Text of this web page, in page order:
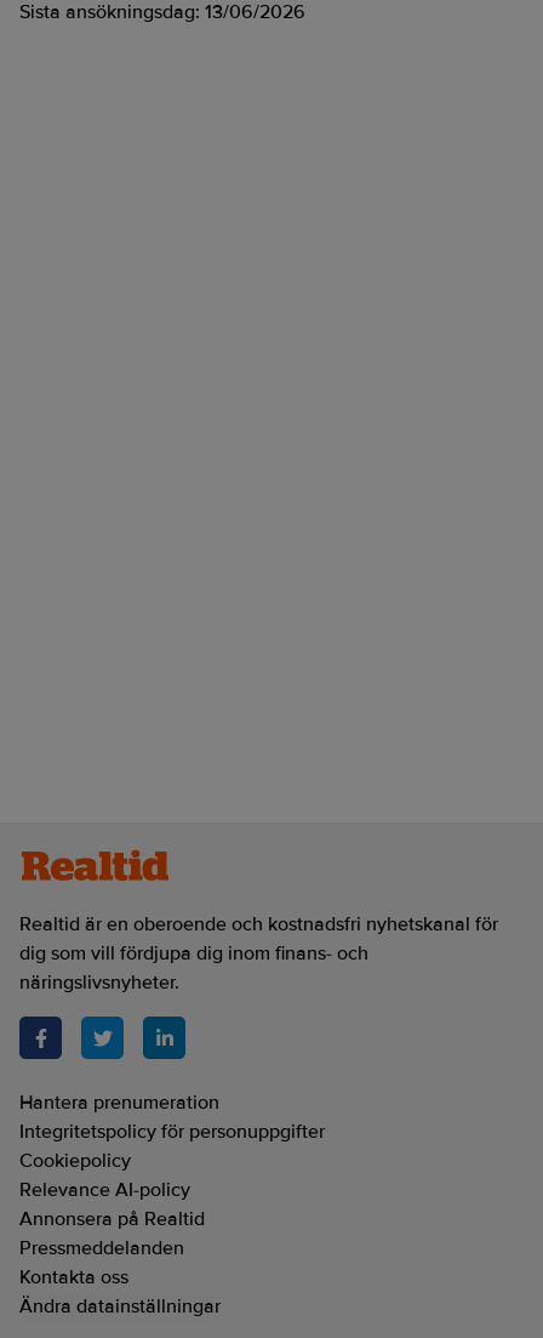
Sista ansökningsdag: 13/06/2026
Realtid är en oberoende och kostnadsfri nyhetskanal för
dig som vill fördjupa dig inom finans- och
näringslivsnyheter.
Hantera prenumeration
Integritetspolicy för personuppgifter
Cookiepolicy
Relevance AI-policy
Annonsera på Realtid
Pressmeddelanden
Kontakta oss
Ändra datainställningar